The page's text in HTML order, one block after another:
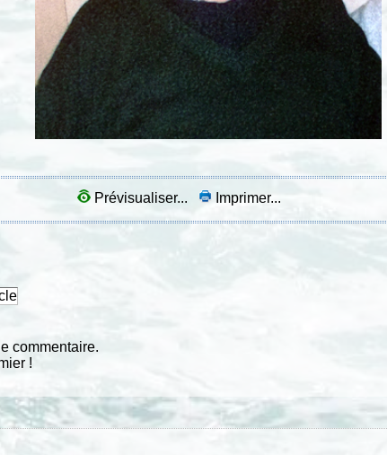
Prévisualiser... Imprimer...
commentaire.
!